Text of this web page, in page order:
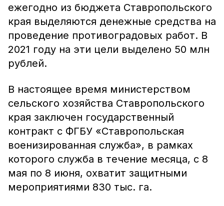
ежегодно из бюджета Ставропольского
края выделяются денежные средства на
проведение противоградовых работ. В
2021 году на эти цели выделено 50 млн
рублей.
В настоящее время министерством
сельского хозяйства Ставропольского
края заключен государственный
контракт с ФГБУ «Ставропольская
военизированная служба», в рамках
которого служба в течение месяца, с 8
мая по 8 июня, охватит защитными
мероприятиями 830 тыс. га.